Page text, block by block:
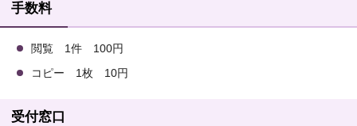
手数料
閲覧 1件 100円
コピー 1枚 10円
受付窓口